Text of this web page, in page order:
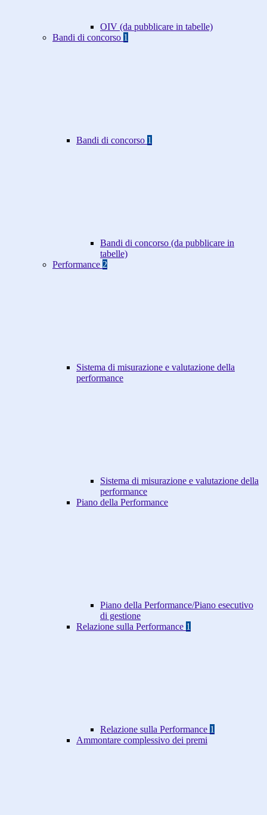
OIV (da pubblicare in tabelle)
Bandi di concorso 1
Bandi di concorso 1
Bandi di concorso (da pubblicare in
tabelle)
Performance 2
Sistema di misurazione e valutazione della
performance
Sistema di misurazione e valutazione della
performance
Piano della Performance
Piano della Performance/Piano esecutivo
di gestione
Relazione sulla Performance 1
Relazione sulla Performance 1
Ammontare complessivo dei premi